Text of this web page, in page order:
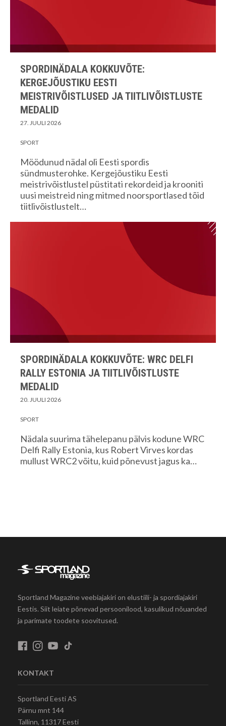
SPORDINÄDALA KOKKUVÕTE:
KERGEJÕUSTIKU EESTI
MEISTRIVÕISTLUSED JA TIITLIVÕISTLUSTE
MEDALID
27. JUULI 2026
SPORT
Möödunud nädal oli Eesti spordis
sündmusterohke. Kergejõustiku Eesti
meistrivõistlustel püstitati rekordeid ja krooniti
uusi meistreid ning mitmed noorsportlased tõid
tiitlivõistlustelt…
SPORDINÄDALA KOKKUVÕTE: WRC DELFI
RALLY ESTONIA JA TIITLIVÕISTLUSTE
MEDALID
20. JUULI 2026
SPORT
Nädala suurima tähelepanu pälvis kodune WRC
Delfi Rally Estonia, kus Robert Virves kordas
mullust WRC2 võitu, kuid põnevust jagus ka…
Sportland Magazine veebiajakiri on elustiili- ja spordiajakiri
Eestis. Siit leiate põnevad persoonilood, kasulikud nõuanded
ja parimate toodete soovitused.
KONTAKT
Sportland Eesti AS
Pärnu mnt 144
Tallinn, 11317 Eesti